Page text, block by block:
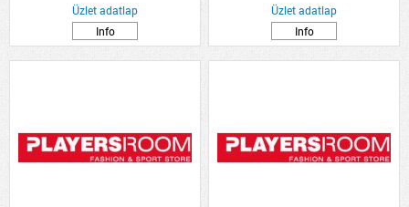
Üzlet adatlap
Info
Üzlet adatlap
Info